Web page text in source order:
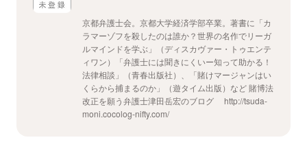
京都弁護士会。京都大学経済学部卒業。著書に「カ
ラマーゾフを殺したのは誰か？世界の名作でリーガ
ルマインドを学ぶ」（ディスカヴァー・トゥエンテ
ィワン）「弁護士には聞きにくいー知って助かる！
法律相談」（青春出版社）、「賭けマージャンはい
くらから捕まるのか」（遊タイム出版）など 賭博法
改正を願う弁護士津田岳宏のブログ http://tsuda-
moni.cocolog-nifty.com/